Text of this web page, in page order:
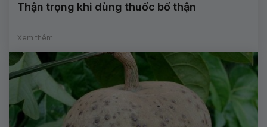
Thận trọng khi dùng thuốc bổ thận
Xem thêm